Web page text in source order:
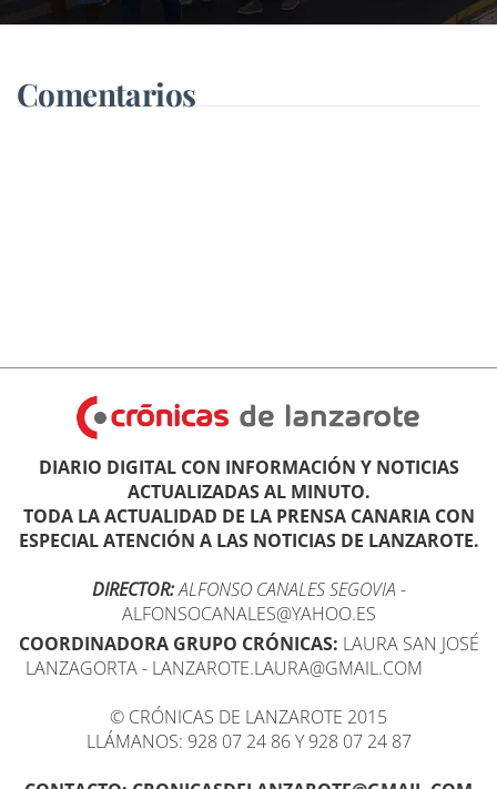
Comentarios
DIARIO DIGITAL CON INFORMACIÓN Y NOTICIAS
ACTUALIZADAS AL MINUTO.
TODA LA ACTUALIDAD DE LA PRENSA CANARIA CON
ESPECIAL ATENCIÓN A LAS NOTICIAS DE LANZAROTE.
DIRECTOR:ALFONSO CANALES SEGOVIA -
ALFONSOCANALES@YAHOO.ES
COORDINADORA GRUPO CRÓNICAS: LAURA SAN JOSÉ
LANZAGORTA - LANZAROTE.LAURA@GMAIL.COM
© CRÓNICAS DE LANZAROTE 2015
LLÁMANOS: 928 07 24 86 Y 928 07 24 87